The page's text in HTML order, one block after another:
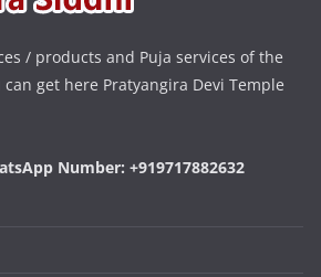
/ products and Puja services of the
can get here Pratyangira Devi Temple
Number: +919717882632